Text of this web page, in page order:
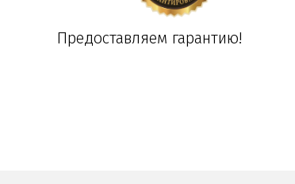
Предоставляем гарантию!